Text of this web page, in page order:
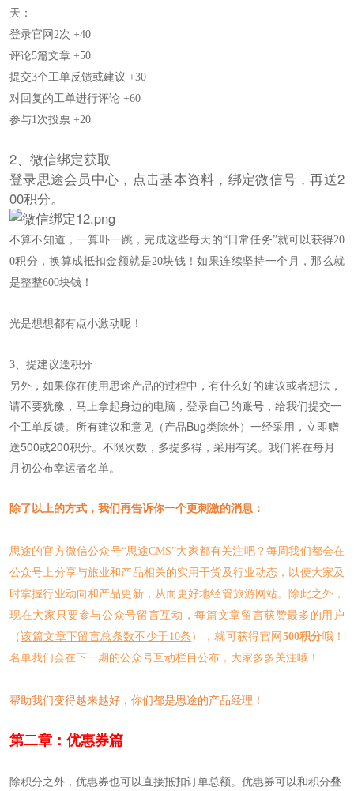
天：
登录官网 2次 +40
评论5篇文章 +50
提交3个工单反馈或建议 +30
对回复的工单进行评论+60
参与1次投票 +20
2、微信绑定获取
登录思途会员中心，点击基本资料，绑定微信号，再送2
00积分。
不算不知道，一算吓一跳，完成这些每天的“日常任务”就可以获得20
0积分，换算成抵扣金额就是20块钱！如果连续坚持一个月，那么就
是整整600块钱！
光是想想都有点小激动呢！
3、提建议送积分
另外，如果你在使用思途产品的过程中，有什么好的建议或者想法，
请不要犹豫，马上拿起身边的电脑，登录自己的账号，给我们提交一
个工单反馈。所有建议和意见（产品Bug类除外）一经采用，立即赠
送500或200积分。不限次数，多提多得，采用有奖。我们将在每月
月初公布幸运者名单。
除了以上的方式，我们再告诉你一个更刺激的消息：
思途的官方微信公众号“思途CMS”大家都有关注吧？每周我们都会在
公众号上分享与旅业和产品相关的实用干货及行业动态，以便大家及
时掌握行业动向和产品更新，从而更好地经管旅游网站。除此之外，
现在大家只要参与公众号留言互动，每篇文章留言获赞最多的用户
（该篇文章下留言总条数不少于10条 ），就可获得官网 500积分哦！
名单我们会在下一期的公众号互动栏目公布，大家多多关注哦！
帮助我们变得越来越好，你们都是思途的产品经理！
第二章：优惠券篇
除积分之外，优惠券也可以直接抵扣订单总额。优惠券可以和积分叠